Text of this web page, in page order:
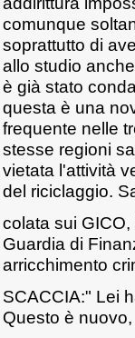
comunque
soprattutto di
allo studio
è già stato
questa è una
frequente nelle
stesse regioni
vietata l'attività
del riciclaggio.
colata sui
Guardia di
arricchimento
SCACCIA:" Lei
Questo è